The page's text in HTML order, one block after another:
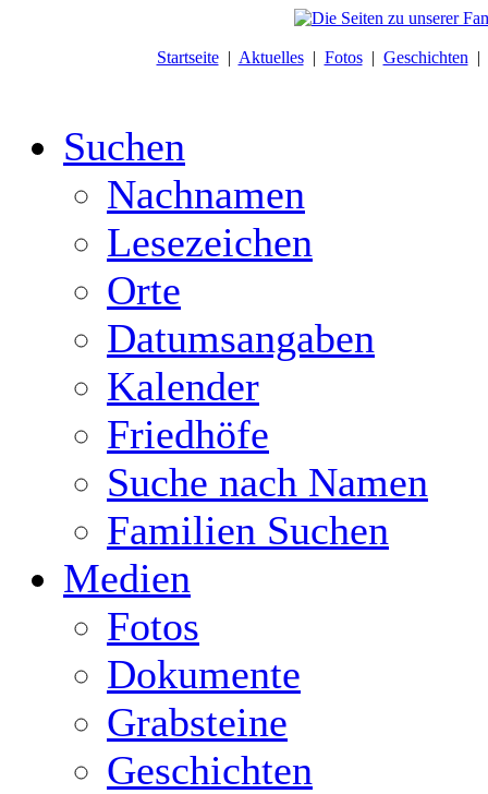
Startseite| Aktuelles| Fotos| Geschichten |
Suchen
Nachnamen
Lesezeichen
Orte
Datumsangaben
Kalender
Friedhöfe
Suche nach Namen
Familien Suchen
Medien
Fotos
Dokumente
Grabsteine
Geschichten